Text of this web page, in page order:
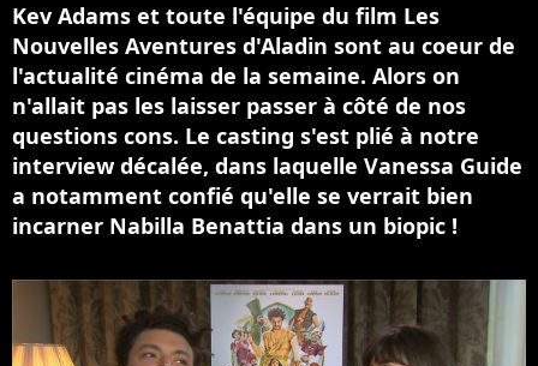
Kev Adams et toute l'équipe du film Les
Nouvelles Aventures d'Aladin sont au coeur de
l'actualité cinéma de la semaine. Alors on
n'allait pas les laisser passer à côté de nos
questions cons. Le casting s'est plié à notre
interview décalée, dans laquelle Vanessa Guide
a notamment confié qu'elle se verrait bien
incarner Nabilla Benattia dans un biopic !